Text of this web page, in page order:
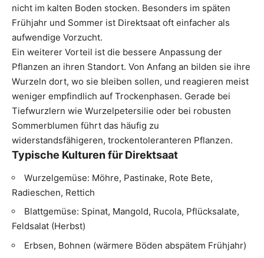
nicht im kalten Boden stocken. Besonders im späten
Frühjahr und Sommer ist Direktsaat oft einfacher als
aufwendige Vorzucht.
Ein weiterer Vorteil ist die bessere Anpassung der
Pflanzen an ihren Standort. Von Anfang an bilden sie ihre
Wurzeln dort, wo sie bleiben sollen, und reagieren meist
weniger empfindlich auf Trockenphasen. Gerade bei
Tiefwurzlern wie Wurzelpetersilie oder bei robusten
Sommerblumen führt das häufig zu
widerstandsfähigeren, trockentoleranteren Pflanzen.
Typische Kulturen für Direktsaat
Wurzelgemüse: Möhre, Pastinake, Rote Bete,
Radieschen, Rettich
Blattgemüse: Spinat, Mangold, Rucola, Pflücksalate,
Feldsalat (Herbst)
Erbsen, Bohnen (wärmere Böden abspätem Frühjahr)